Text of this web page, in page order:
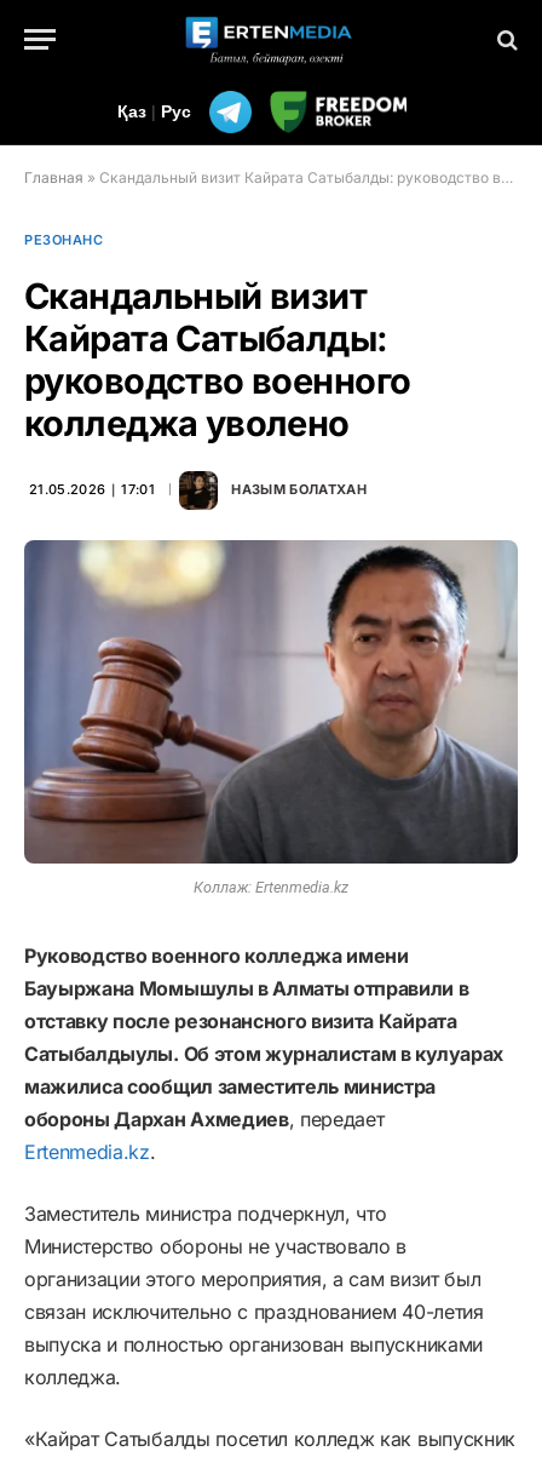
Қаз | Рус
Главная » Скандальный визит Кайрата Сатыбалды: руководство военного колледжа уволено
РЕЗОНАНС
Скандальный визит
Кайрата Сатыбалды:
руководство военного
колледжа уволено
21.05.2026 ∣ 17:01 НАЗЫМ БОЛАТХАН
Коллаж: Ertenmedia.kz
Руководство военного колледжа имени
Бауыржана Момышулы в Алматы отправили в
отставку после резонансного визита Кайрата
Сатыбалдыулы. Об этом журналистам в кулуарах
мажилиса сообщил заместитель министра
обороны Дархан Ахмедиев, передает
Ertenmedia.kz.
Заместитель министра подчеркнул, что
Министерство обороны не участвовало в
организации этого мероприятия, а сам визит был
связан исключительно с празднованием 40-летия
выпуска и полностью организован выпускниками
колледжа.
«Кайрат Сатыбалды посетил колледж как выпускник